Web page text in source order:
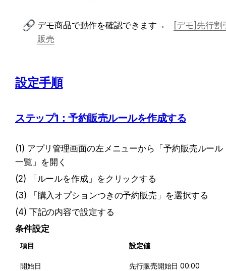
デモ商品で動作を確認できます→
[デモ]先行割
販売
設定手順
ステップ1：予約販売ルールを作成する
(1) アプリ管理画面の左メニューから「予約販売ルール
一覧」を開く
(2) 「ルールを作成」をクリックする
(3) 「購入オプションつきの予約販売」を選択する
(4) 下記の内容で設定する
条件設定
項目 設定値
開始日 先行販売開始日 00:00